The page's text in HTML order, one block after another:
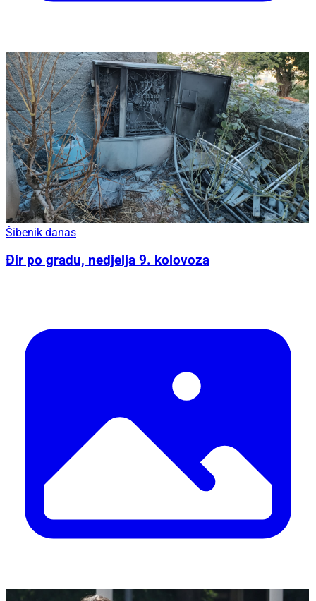
Šibenik danas
Đir po gradu, nedjelja 9. kolovoza